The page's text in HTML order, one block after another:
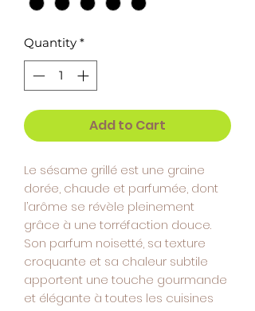
Quantity *
Add to Cart
Le sésame grillé est une graine
dorée, chaude et parfumée, dont
l’arôme se révèle pleinement
grâce à une torréfaction douce.
Son parfum noisetté, sa texture
croquante et sa chaleur subtile
apportent une touche gourmande
et élégante à toutes les cuisines